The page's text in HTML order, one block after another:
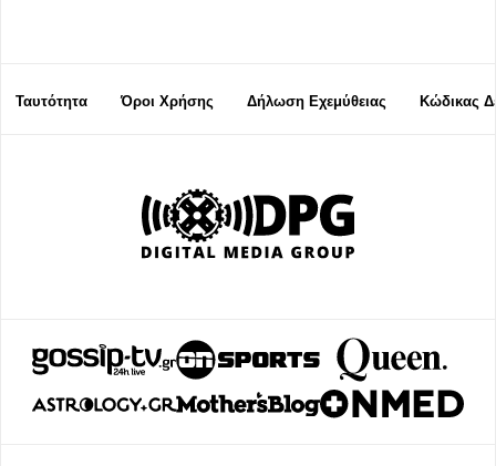
Ταυτότητα Όροι Χρήσης Δήλωση Εχεμύθειας Κώδικας